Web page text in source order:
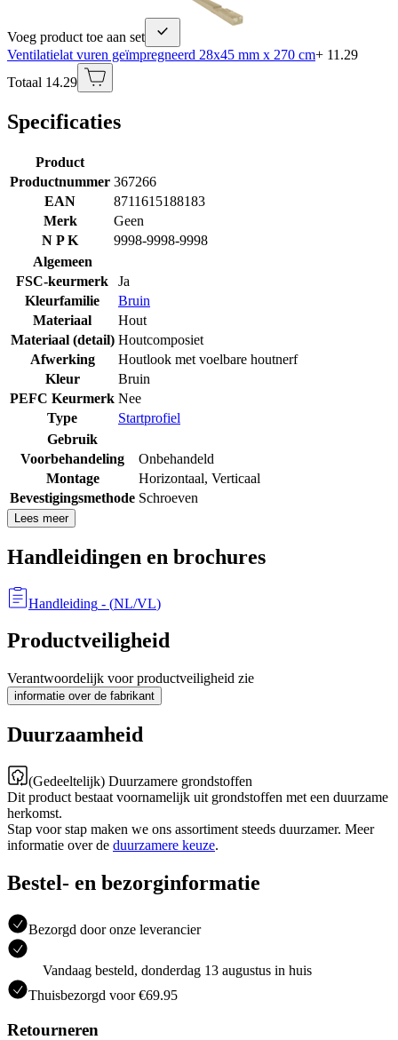
Voeg product toe aan set
Ventilatielat vuren geïmpregneerd 28x45 mm x 270 cm+ 11.29
Totaal 14.29
Specificaties
Product
Productnummer 367266
EAN
8711615188183
Merk
Geen
N P K
9998-9998-9998
Algemeen
FSC-keurmerk
Ja
Kleurfamilie
Bruin
Materiaal
Hout
Materiaal (detail) Houtcomposiet
Afwerking
Houtlook met voelbare houtnerf
Kleur
Bruin
PEFC Keurmerk Nee
Type
Startprofiel
Gebruik
Voorbehandeling
Onbehandeld
Montage
Horizontaal, Verticaal
Bevestigingsmethode Schroeven
Lees meer
Handleidingen en brochures
Handleiding - (NL/VL)
Productveiligheid
Verantwoordelijk voor productveiligheid zie
informatie over de fabrikant
Duurzaamheid
(Gedeeltelijk) Duurzamere grondstoffen
Dit product bestaat voornamelijk uit grondstoffen met een duurzame
herkomst.
Stap voor stap maken we ons assortiment steeds duurzamer. Meer
informatie over de duurzamere keuze.
Bestel- en bezorginformatie
Bezorgd door onze leverancier
Vandaag besteld, donderdag 13 augustus in huis
Thuisbezorgd voor €69.95
Retourneren